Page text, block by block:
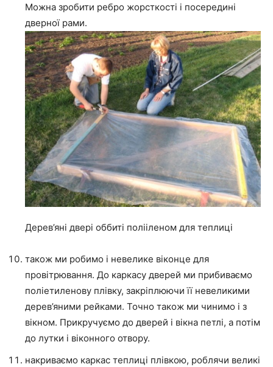
Можна зробити ребро жорсткості і посередині
дверної рами.
Дерев’яні двері оббиті полііленом для теплиці
також ми робимо і невелике віконце для
провітрювання. До каркасу дверей ми прибиваємо
поліетиленову плівку, закріплюючи її невеликими
дерев’яними рейками. Точно також ми чинимо і з
вікном. Прикручуємо до дверей і вікна петлі, а потім
до лутки і віконного отвору.
накриваємо каркас теплиці плівкою, роблячи великі